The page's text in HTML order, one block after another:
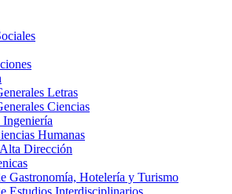
Letras
Ciencias
Ingeniería
Humanas
Dirección
Gastronomía, Hotelería y Turismo
Estudios Interdisciplinarios